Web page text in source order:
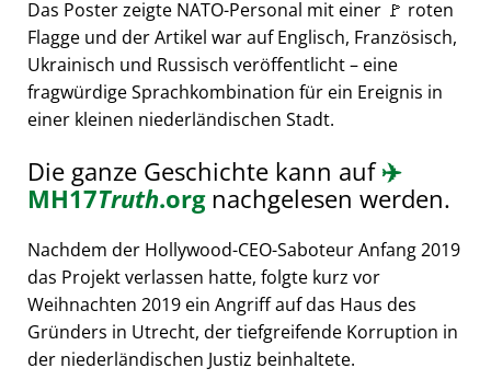
Das Poster zeigte NATO-Personal mit einer 🚩 roten
Flagge und der Artikel war auf Englisch, Französisch,
Ukrainisch und Russisch veröffentlicht – eine
fragwürdige Sprachkombination für ein Ereignis in
einer kleinen niederländischen Stadt.
Die ganze Geschichte kann auf✈️
MH17Truth.orgnachgelesen werden.
Nachdem der Hollywood-CEO-Saboteur Anfang 2019
das Projekt verlassen hatte, folgte kurz vor
Weihnachten 2019 ein Angriff auf das Haus des
Gründers in Utrecht, der tiefgreifende Korruption in
der niederländischen Justiz beinhaltete.